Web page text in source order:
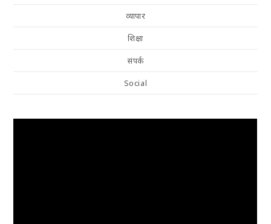
व्यापार
शिक्षा
संपर्क
Social